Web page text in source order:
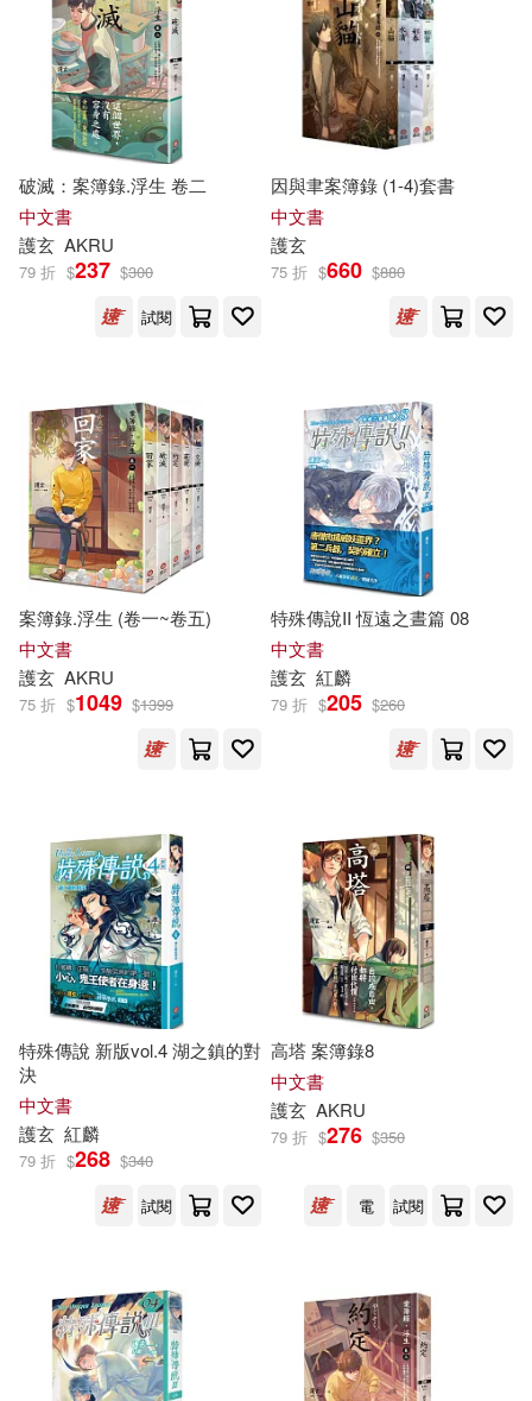
破滅：案簿錄.浮生 卷二
中文書
護玄 AKRU
79 折 $237 $300
試閱
因與聿案簿錄 (1-4)套書
中文書
護玄
75 折 $660 $880
案簿錄.浮生 (卷一~卷五)
中文書
護玄 AKRU
75 折 $1049 $1399
特殊傳說II 恆遠之晝篇 08
中文書
護玄 紅麟
79 折 $205 $260
特殊傳說 新版vol.4 湖之鎮的對
決
中文書
護玄 紅麟
79 折 $268 $340
試閱
高塔 案簿錄8
中文書
護玄 AKRU
79 折 $276 $350
電 試閱